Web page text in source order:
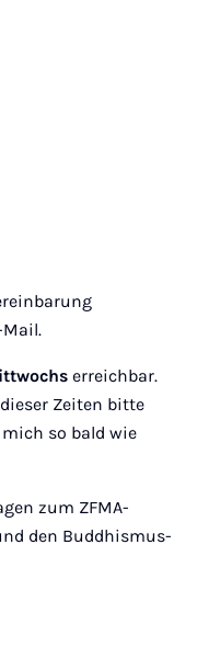
erreichbar.
Zeiten bitte
so bald wie
zum ZFMA-
den Buddhismus-